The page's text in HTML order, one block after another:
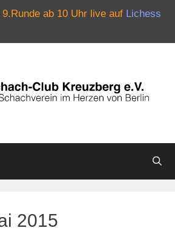
ab 10 Uhr live auf Lichess
2015